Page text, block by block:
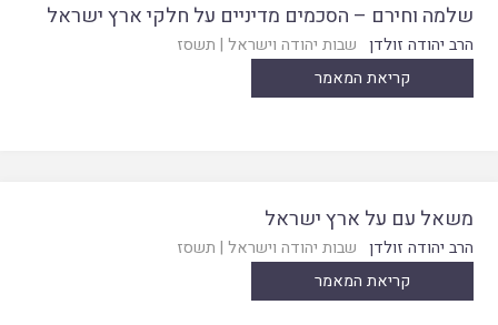
שלמה וחירם – הסכמים מדיניים על חלקי ארץ ישראל
הרב יהודה זולדן שבות יהודה וישראל | תשסז
קריאת המאמר
משאל עם על ארץ ישראל
הרב יהודה זולדן שבות יהודה וישראל | תשסז
קריאת המאמר